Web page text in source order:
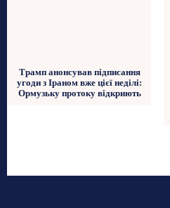
Трамп анонсував підписання
угоди з Іраном вже цієї неділі:
Ормузьку протоку відкриють